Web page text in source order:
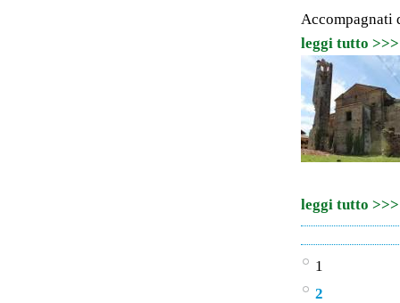
Accompagnati
leggi tutto >>>
leggi tutto >>>
1
2